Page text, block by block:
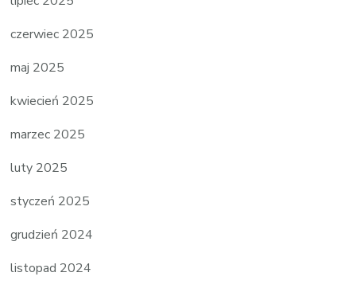
czerwiec 2025
maj 2025
kwiecień 2025
marzec 2025
luty 2025
styczeń 2025
grudzień 2024
listopad 2024